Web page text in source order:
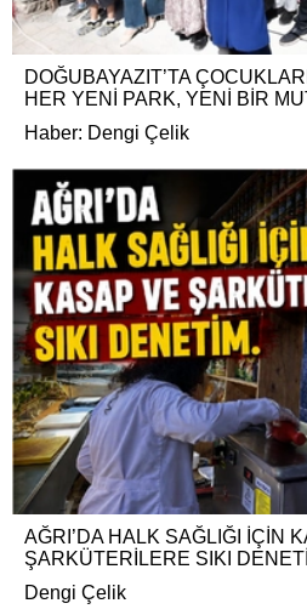
DOĞUBAYAZIT’TA
HER YENİ PARK, YENİ BİR
Haber: Dengi Çelik
AĞRI’DA HALK SAĞLIĞI İÇİN
ŞARKÜTERİLERE SIKI
Dengi Çelik